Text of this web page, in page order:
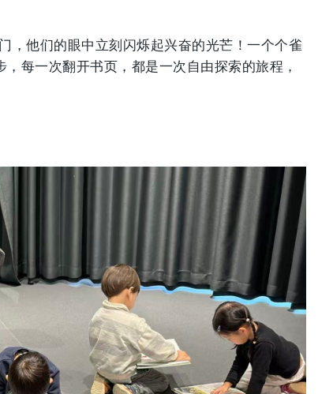
，他们的眼中立刻闪烁起兴奋的光芒！一个个雀
每一次翻开书页，都是一次自由探索的旅程，